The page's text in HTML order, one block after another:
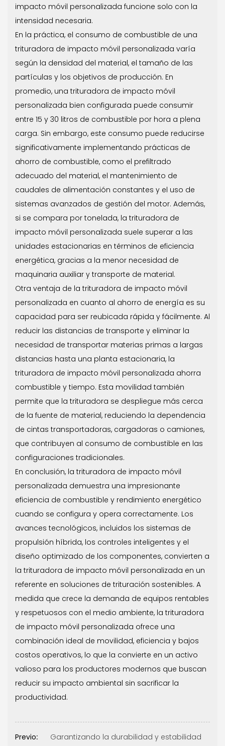
impacto móvil personalizada funcione solo con la
intensidad necesaria.
En la práctica, el consumo de combustible de una
trituradora de impacto móvil personalizada varía
según la densidad del material, el tamaño de las
partículas y los objetivos de producción. En
promedio, una trituradora de impacto móvil
personalizada bien configurada puede consumir
entre 15 y 30 litros de combustible por hora a plena
carga. Sin embargo, este consumo puede reducirse
significativamente implementando prácticas de
ahorro de combustible, como el prefiltrado
adecuado del material, el mantenimiento de
caudales de alimentación constantes y el uso de
sistemas avanzados de gestión del motor. Además,
si se compara por tonelada, la trituradora de
impacto móvil personalizada suele superar a las
unidades estacionarias en términos de eficiencia
energética, gracias a la menor necesidad de
maquinaria auxiliar y transporte de material.
Otra ventaja de la trituradora de impacto móvil
personalizada en cuanto al ahorro de energía es su
capacidad para ser reubicada rápida y fácilmente. Al
reducir las distancias de transporte y eliminar la
necesidad de transportar materias primas a largas
distancias hasta una planta estacionaria, la
trituradora de impacto móvil personalizada ahorra
combustible y tiempo. Esta movilidad también
permite que la trituradora se despliegue más cerca
de la fuente de material, reduciendo la dependencia
de cintas transportadoras, cargadoras o camiones,
que contribuyen al consumo de combustible en las
configuraciones tradicionales.
En conclusión, la trituradora de impacto móvil
personalizada demuestra una impresionante
eficiencia de combustible y rendimiento energético
cuando se configura y opera correctamente. Los
avances tecnológicos, incluidos los sistemas de
propulsión híbrida, los controles inteligentes y el
diseño optimizado de los componentes, convierten a
la trituradora de impacto móvil personalizada en un
referente en soluciones de trituración sostenibles. A
medida que crece la demanda de equipos rentables
y respetuosos con el medio ambiente, la trituradora
de impacto móvil personalizada ofrece una
combinación ideal de movilidad, eficiencia y bajos
costos operativos, lo que la convierte en un activo
valioso para los productores modernos que buscan
reducir su impacto ambiental sin sacrificar la
productividad.
Previo:
Garantizando la durabilidad y estabilidad